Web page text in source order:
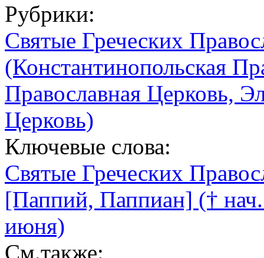
Рубрики:
Святые Греческих
(Константинопольская
Православная Церковь,
Церковь)
Ключевые слова:
Святые Греческих
[Паппий, Паппиан] (†
июня)
См.также: